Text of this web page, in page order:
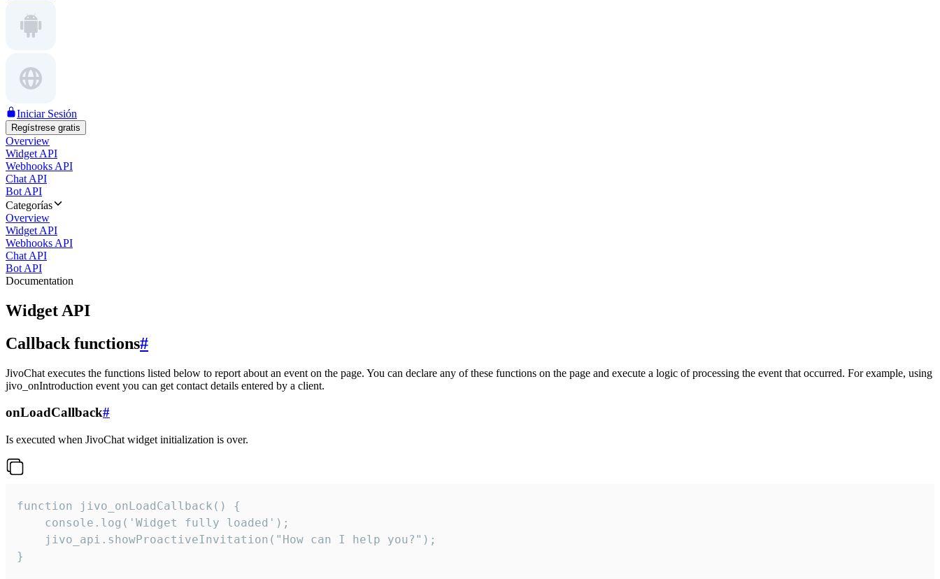
Iniciar Sesión
Regístrese gratis
Overview
Widget API
Webhooks API
Chat API
Bot API
Categorías
Overview
Widget API
Webhooks API
Chat API
Bot API
Documentation
Widget API
Callback functions#
JivoChat executes the functions listed below to report about an event on the page. You can declare any of these functions on the page and execute a logic of processing the event that occurred. For example, using
jivo_onIntroduction event you can get contact details entered by a client.
onLoadCallback#
Is executed when JivoChat widget initialization is over.
function jivo_onLoadCallback() {
    console.log('Widget fully loaded');
    jivo_api.showProactiveInvitation("How can I help you?");
}